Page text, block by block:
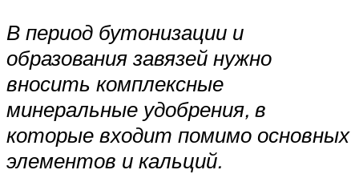
В период бутонизации и
образования завязей нужно
вносить комплексные
минеральные удобрения, в
которые входит помимо основных
элементов и кальций.